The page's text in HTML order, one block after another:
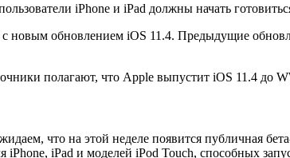
iPhone и iPad должны начать
новым обновлением iOS 11.4. Предыдущие
полагают, что Apple выпустит iOS 11.4 до
что на этой неделе появится публичная
iPad и моделей iPod Touch, способных